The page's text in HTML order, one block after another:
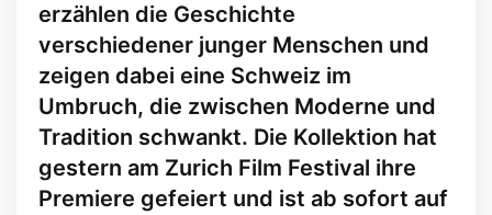
erzählen die Geschichte
verschiedener junger Menschen und
zeigen dabei eine Schweiz im
Umbruch, die zwischen Moderne und
Tradition schwankt. Die Kollektion hat
gestern am Zurich Film Festival ihre
Premiere gefeiert und ist ab sofort auf